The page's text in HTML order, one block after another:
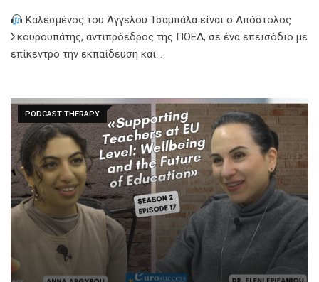
Καλεσμένος του Άγγελου Τσαμπάλα είναι ο Απόστολος
Σκουρουπάτης, αντιπρόεδρος της ΠΟΕΔ, σε ένα επεισόδιο με
επίκεντρο την εκπαίδευση και…
PODCAST THERAPY